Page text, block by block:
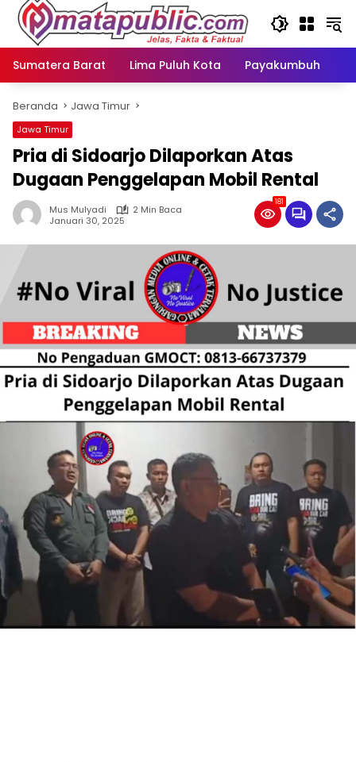
Langsung
konten
Sumatera Barat
Lima Puluh Kota Payakumbuh
Beranda Jawa Timur
Jawa Timur
Pria di Sidoarjo Dilaporkan Atas
Dugaan Penggelapan Mobil Rental
Mus Mulyadi
2 Min Baca
Januari 30, 2025
181